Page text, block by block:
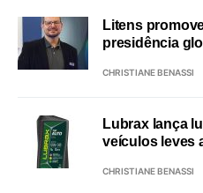
Litens
presidência
CHRISTIANE BENASSI
Lubrax lança
veículos leves
CHRISTIANE BENASSI